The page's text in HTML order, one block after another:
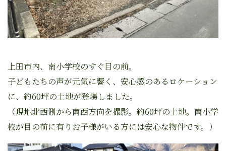
上田市内、南小学校のすぐ目の前。
子どもたちの声が元気に響く、安心感のあるロケーション
に、約60坪の土地が登場しました。
（現地北西側から南西方向を撮影。約60坪の土地。南小学
校が目の前に有りお子様がいる方には安心な物件です。）